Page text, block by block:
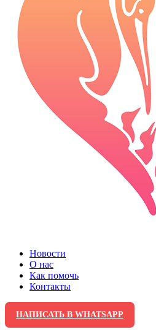
Новости
О нас
Как помочь
Контакты
НАПИСАТЬ В WHATSAPP